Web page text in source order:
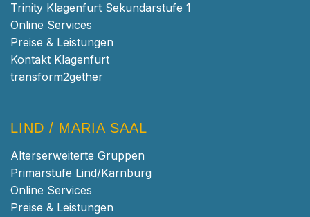
Trinity Klagenfurt Sekundarstufe 1
Online Services
Preise & Leistungen
Kontakt Klagenfurt
transform2gether
LIND / MARIA SAAL
Alterserweiterte Gruppen
Primarstufe Lind/Karnburg
Online Services
Preise & Leistungen